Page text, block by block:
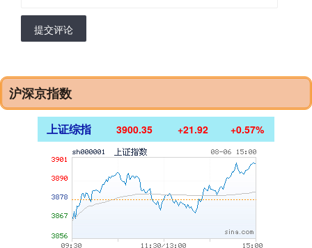
提交评论
沪深京指数
上证综指 3900.35 +21.92 +0.57%